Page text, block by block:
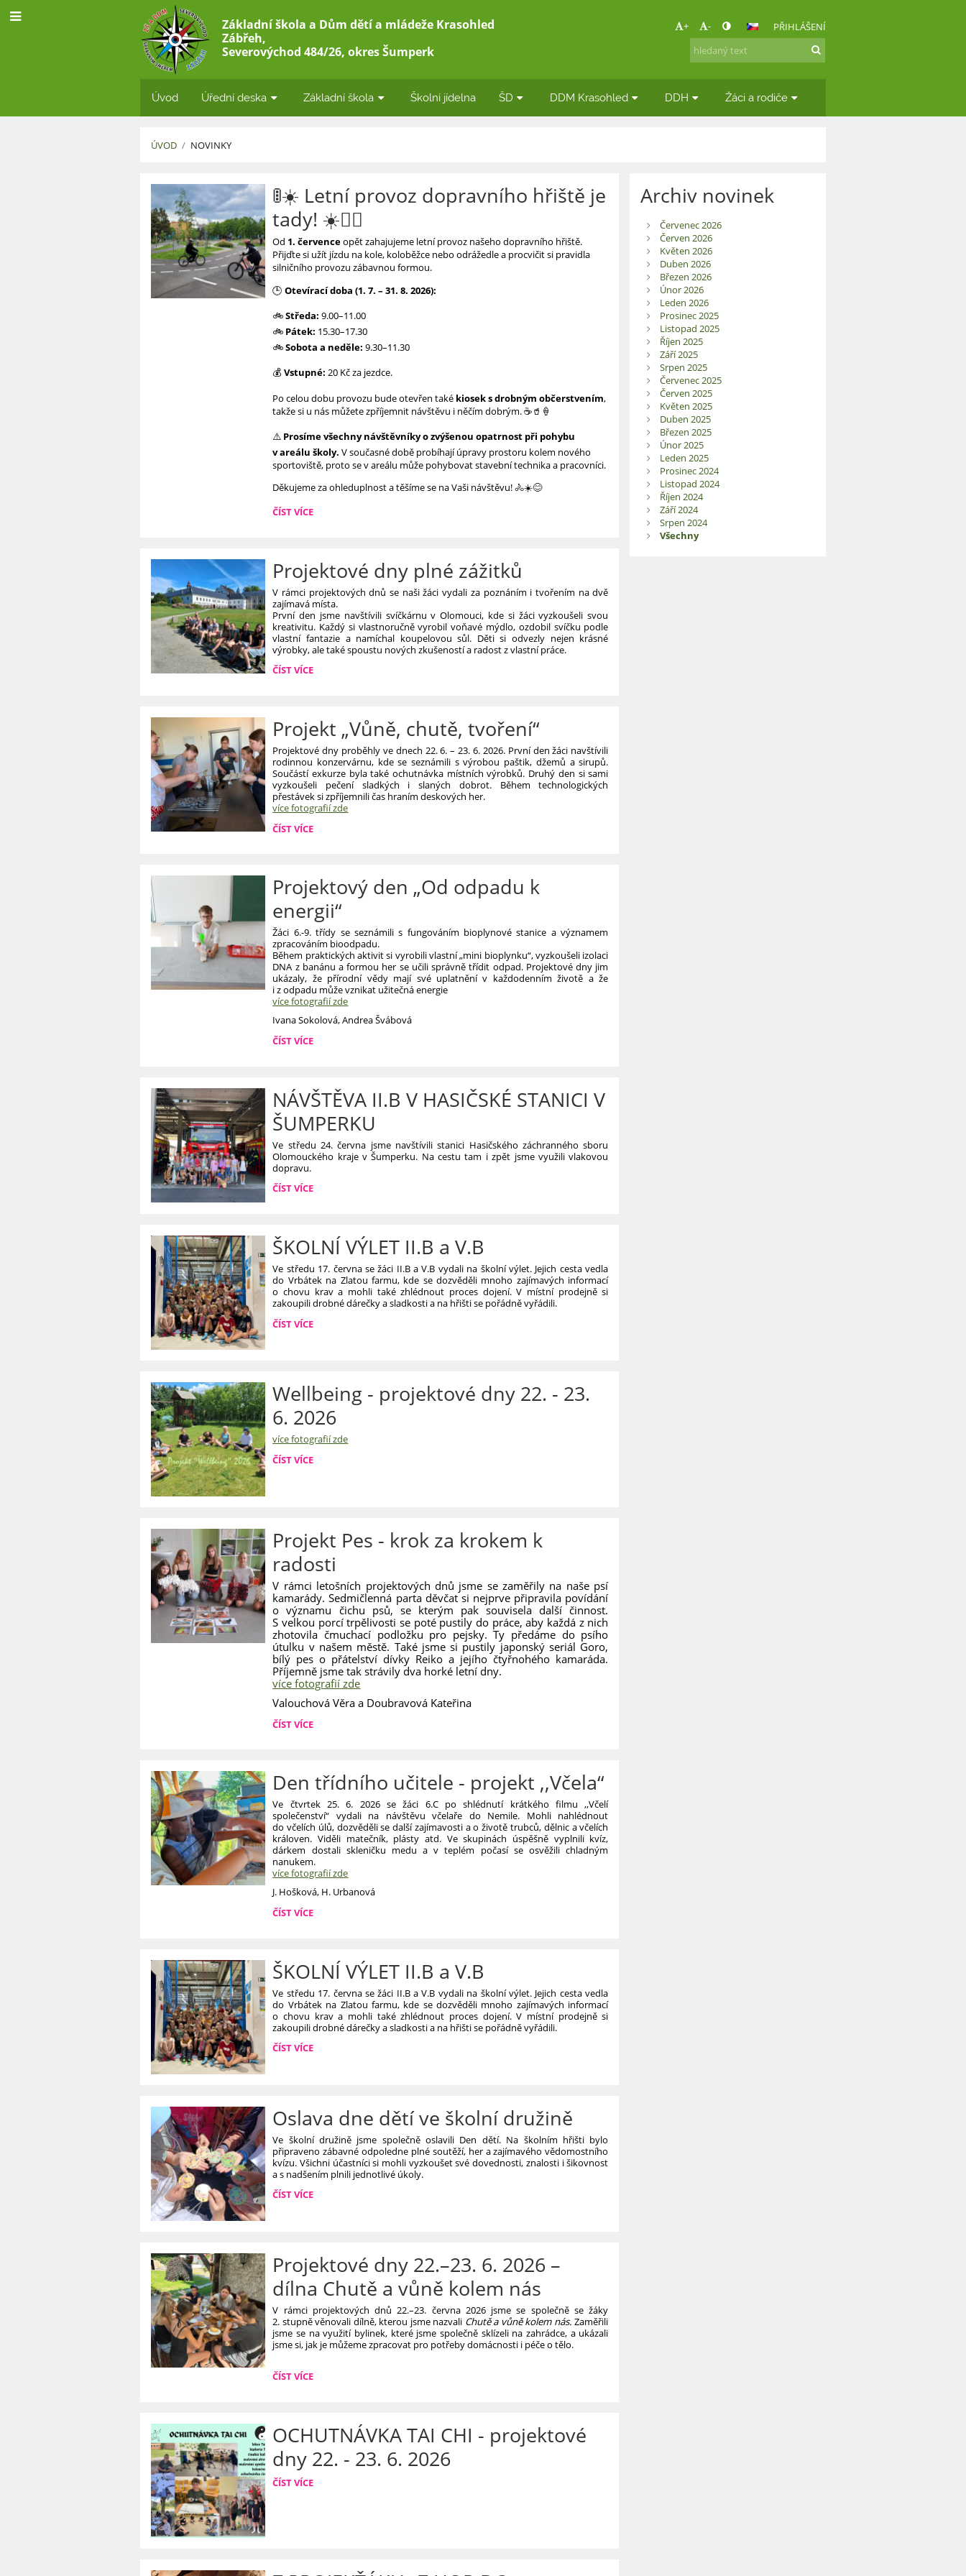
Základní škola a Dům dětí a mládeže Krasohled
Zábřeh,
Severovýchod 484/26, okres Šumperk
+ - PŘIHLÁŠENÍ
Úvod Úřední deska Základní škola Školní jídelna ŠD DDM Krasohled DDH Žáci a rodiče
ÚVOD / NOVINKY
Novinky
🚦☀️ Letní provoz dopravního hřiště je
tady! ☀️🚴‍♀
Od 1. červenceopět zahajujeme letní provoz našeho dopravního hřiště.
Přijďte si užít jízdu na kole, koloběžce nebo odrážedle a procvičit si pravidla
silničního provozu zábavnou formou.
🕒Otevírací doba (1. 7. – 31. 8. 2026):
🚲Středa: 9.00–11.00
🚲 Pátek: 15.30–17.30
🚲Sobota a neděle: 9.30–11.30
💰Vstupné: 20 Kč za jezdce.
Po celou dobu provozu bude otevřen také kiosek s drobným občerstvením,
takže si u nás můžete zpříjemnit návštěvu i něčím dobrým. ☕🥤🍦
⚠️ Prosíme všechny návštěvníky o zvýšenou opatrnost při pohybu
v areálu školy. V současné době probíhají úpravy prostoru kolem nového
sportoviště, proto se v areálu může pohybovat stavební technika a pracovníci.
Děkujeme za ohleduplnost a těšíme se na Vaši návštěvu! 🚴☀️😊
🚦
DOPRAVNÍHO
HŘIŠTĚ
JE
TADY!
☀️
🚴‍♀:
ČÍST VÍCE
Projektové dny plné zážitků
V rámci projektových dnů se naši žáci vydali za poznáním i tvořením na dvě
zajímavá místa.
První den jsme navštívili svíčkárnu v Olomouci, kde si žáci vyzkoušeli svou
kreativitu. Každý si vlastnoručně vyrobil voňavé mýdlo, ozdobil svíčku podle
vlastní fantazie a namíchal koupelovou sůl. Děti si odvezly nejen krásné
výrobky, ale také spoustu nových zkušeností a radost z vlastní práce.
PROJEKTOVÉ
ČÍST VÍCE
Projekt „Vůně, chutě, tvoření“
Projektové dny proběhly ve dnech 22. 6. – 23. 6. 2026. První den žáci navštívili
rodinnou konzervárnu, kde se seznámili s výrobou paštik, džemů a sirupů.
Součástí exkurze byla také ochutnávka místních výrobků. Druhý den si sami
vyzkoušeli pečení sladkých i slaných dobrot. Během technologických
přestávek si zpříjemnili čas hraním deskových her.
více fotografií zde
PROJEKT
ČÍST VÍCE
Projektový den „Od odpadu k
energii“
Žáci 6.-9. třídy se seznámili s fungováním bioplynové stanice a významem
zpracováním bioodpadu.
Během praktických aktivit si vyrobili vlastní „mini bioplynku“, vyzkoušeli izolaci
DNA z banánu a formou her se učili správně třídit odpad. Projektové dny jim
ukázaly, že přírodní vědy mají své uplatnění v každodenním životě a že
i z odpadu může vznikat užitečná energie
více fotografií zde
Ivana Sokolová, Andrea Švábová
PROJEKTOVÝ
K
ENERGII“:
ČÍST VÍCE
NÁVŠTĚVA II.B V HASIČSKÉ STANICI V
ŠUMPERKU
Ve středu 24. června jsme navštívili stanici Hasičského záchranného sboru
Olomouckého kraje v Šumperku. Na cestu tam i zpět jsme využili vlakovou
dopravu.
NÁVŠTĚVA
STANICI
V
ŠUMPERKU:
ČÍST VÍCE
ŠKOLNÍ VÝLET II.B a V.B
Ve středu 17. června se žáci II.B a V.B vydali na školní výlet. Jejich cesta vedla
do Vrbátek na Zlatou farmu, kde se dozvěděli mnoho zajímavých informací
o chovu krav a mohli také zhlédnout proces dojení. V místní prodejně si
zakoupili drobné dárečky a sladkosti a na hřišti se pořádně vyřádili.
ŠKOLNÍ
ČÍST VÍCE
Wellbeing - projektové dny 22. - 23.
6. 2026
více fotografií zde
WELLBEING
23.
6.
2026:
ČÍST VÍCE
Projekt Pes - krok za krokem k
radosti
V rámci letošních projektových dnů jsme se zaměřily na naše psí
kamarády. Sedmičlenná parta děvčat si nejprve připravila povídání
o významu čichu psů, se kterým pak souvisela další činnost.
S velkou porcí trpělivosti se poté pustily do práce, aby každá z nich
zhotovila čmuchací podložku pro pejsky. Ty předáme do psího
útulku v našem městě. Také jsme si pustily japonský seriál Goro,
bílý pes o přátelství dívky Reiko a jejího čtyřnohého kamaráda.
Příjemně jsme tak strávily dva horké letní dny.
více fotografií zde
Valouchová Věra a Doubravová Kateřina
PROJEKT
ZA
KROKEM
K
RADOSTI:
ČÍST VÍCE
Den třídního učitele - projekt ,,Včela“
Ve čtvrtek 25. 6. 2026 se žáci 6.C po shlédnutí krátkého filmu ,,Včelí
společenství“ vydali na návštěvu včelaře do Nemile. Mohli nahlédnout
do včelích úlů, dozvěděli se další zajímavosti a o životě trubců, dělnic a včelích
královen. Viděli matečník, plásty atd. Ve skupinách úspěšně vyplnili kvíz,
dárkem dostali skleničku medu a v teplém počasí se osvěžili chladným
nanukem.
více fotografií zde
J. Hošková, H. Urbanová
DEN
PROJEKT
,,VČELA“:
ČÍST VÍCE
ŠKOLNÍ VÝLET II.B a V.B
Ve středu 17. června se žáci II.B a V.B vydali na školní výlet. Jejich cesta vedla
do Vrbátek na Zlatou farmu, kde se dozvěděli mnoho zajímavých informací
o chovu krav a mohli také zhlédnout proces dojení. V místní prodejně si
zakoupili drobné dárečky a sladkosti a na hřišti se pořádně vyřádili.
ŠKOLNÍ
ČÍST VÍCE
Oslava dne dětí ve školní družině
Ve školní družině jsme společně oslavili Den dětí. Na školním hřišti bylo
připraveno zábavné odpoledne plné soutěží, her a zajímavého vědomostního
kvízu. Všichni účastníci si mohli vyzkoušet své dovednosti, znalosti i šikovnost
a s nadšením plnili jednotlivé úkoly.
OSLAVA
DRUŽINĚ:
ČÍST VÍCE
Projektové dny 22.–23. 6. 2026 –
dílna Chutě a vůně kolem nás
V rámci projektových dnů 22.–23. června 2026 jsme se společně se žáky
2. stupně věnovali dílně, kterou jsme nazvali Chutě a vůně kolem nás.Zaměřili
jsme se na využití bylinek, které jsme společně sklízeli na zahrádce, a ukázali
jsme si, jak je můžeme zpracovat pro potřeby domácnosti i péče o tělo.
PROJEKTOVÉ
6.
2026
–
DÍLNA
CHUTĚ
ČÍST VÍCE
OCHUTNÁVKA TAI CHI - projektové
dny 22. - 23. 6. 2026
OCHUTNÁVKA
ČÍST VÍCE
Archiv novinek
Červenec 2026
Červen 2026
Květen 2026
Duben 2026
Březen 2026
Únor 2026
Leden 2026
Prosinec 2025
Listopad 2025
Říjen 2025
Září 2025
Srpen 2025
Červenec 2025
Červen 2025
Květen 2025
Duben 2025
Březen 2025
Únor 2025
Leden 2025
Prosinec 2024
Listopad 2024
Říjen 2024
Září 2024
Srpen 2024
Všechny